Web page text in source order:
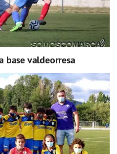
base valdeorresa